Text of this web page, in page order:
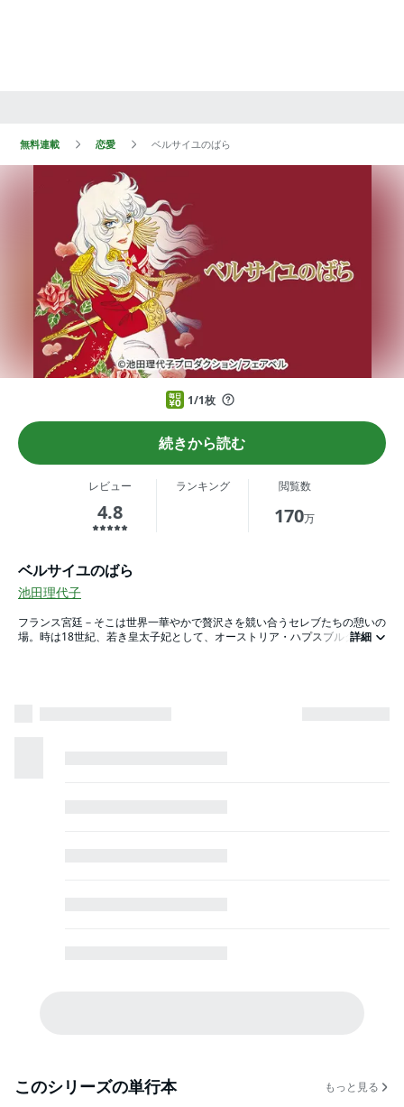
無料連載 恋愛 ベルサイユのばら
1/1枚
続きから読む
レビュー ランキング 閲覧数
4.8 170万
ベルサイユのばら
池田理代子
フランス宮廷－そこは世界一華やかで贅沢さを競い合うセレブたちの憩いの
場。時は18世紀、若き皇太子妃として、オーストリア・ハプスブルグ家よ
詳細
このシリーズの単行本 もっと見る